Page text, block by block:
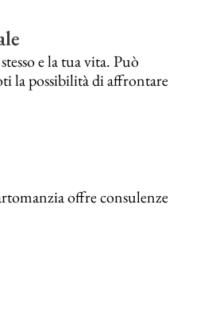
e la tua vita. Può
la possibilità di affrontare
offre consulenze